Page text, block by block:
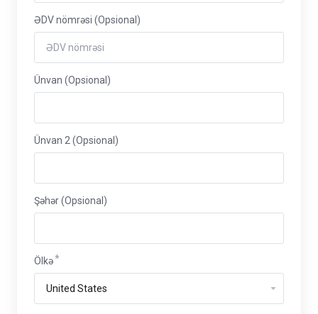
ƏDV nömrəsi (Opsional)
Ünvan (Opsional)
Ünvan 2 (Opsional)
Şəhər (Opsional)
Ölkə